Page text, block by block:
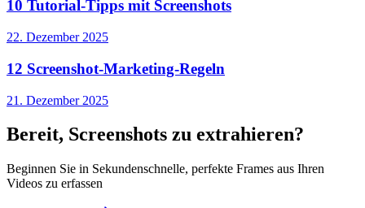
10 Tutorial-Tipps mit Screenshots
22. Dezember 2025
12 Screenshot-Marketing-Regeln
21. Dezember 2025
Bereit, Screenshots zu extrahieren?
Beginnen Sie in Sekundenschnelle, perfekte Frames aus Ihren
Videos zu erfassen